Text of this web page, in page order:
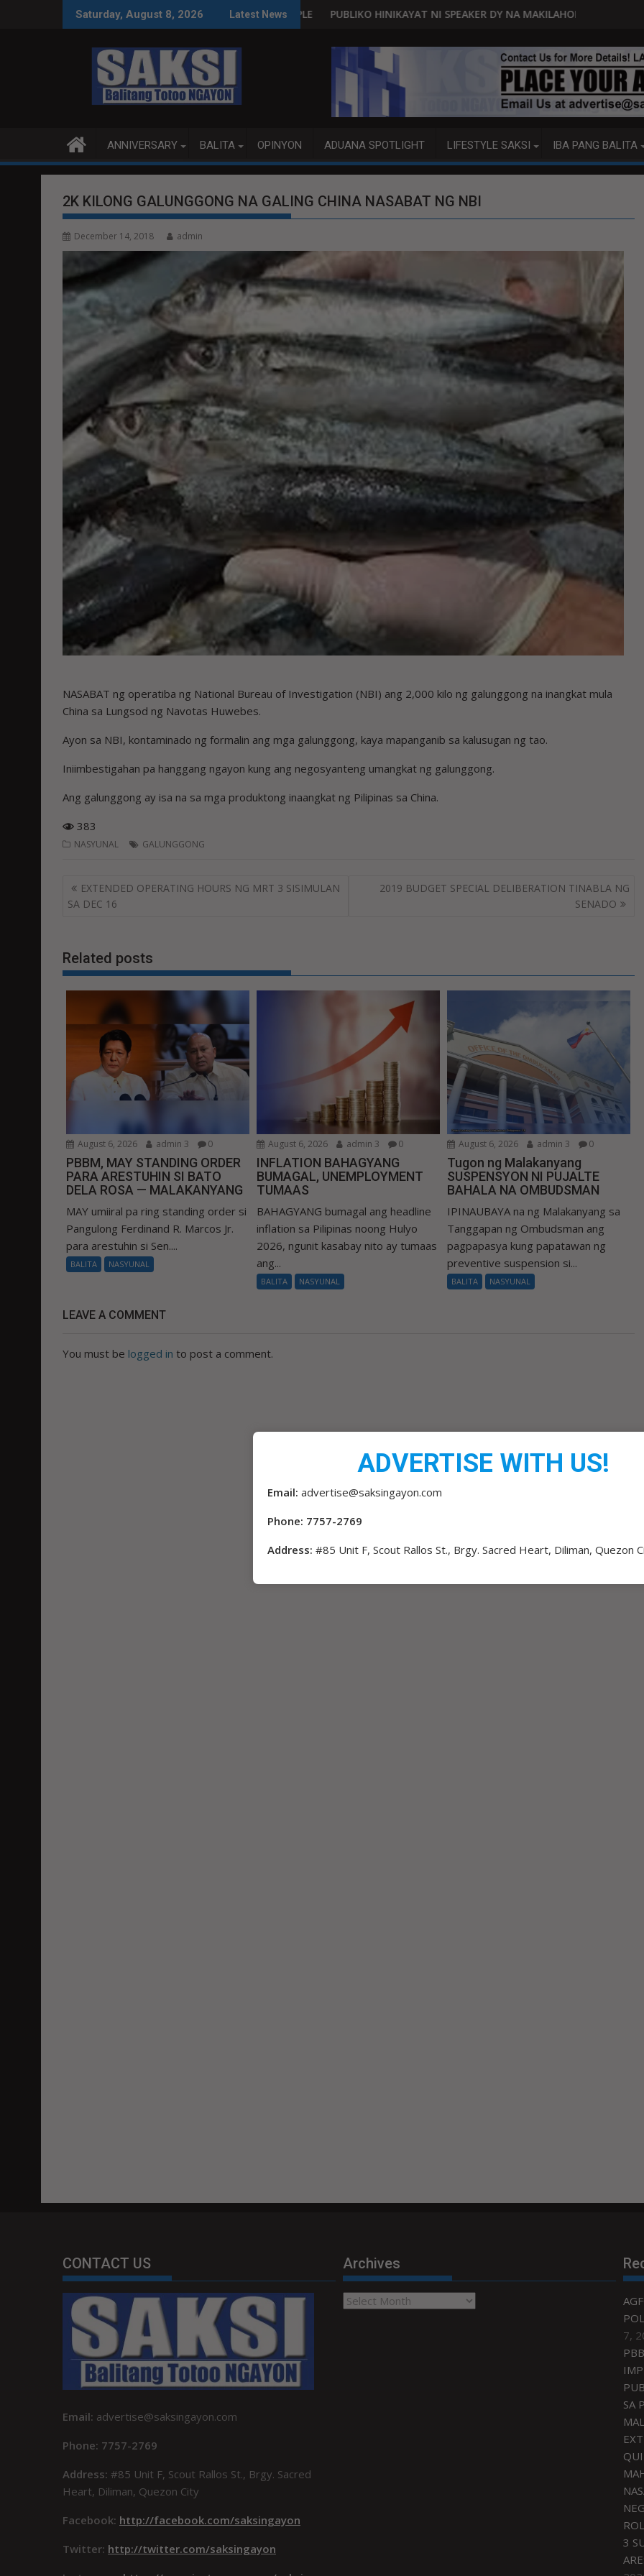
Saturday, August 8, 2026 Latest News
SA WPS O MAGBITIWNA SUSPENDIHIN IMPLEMENTASYON NG RPVARAPUBLIKO HINIKAYAT NI SPEAKER DY NA MAKILAHOK SA PAGBUO NG MGA BATAS
MALACAÑANG PINAAARAL NA SA
ANNIVERSARY BALITA OPINYON ADUANA SPOTLIGHT LIFESTYLE SAKSI IBA PANG BALITA
2K KILONG GALUNGGONG NA GALING CHINA NASABAT NG NBI
December 14, 2018 admin
NASABAT ng operatiba ng National Bureau of Investigation (NBI) ang 2,000 kilo ng galunggong na inangkat mula
China sa Lungsod ng Navotas Huwebes.
Ayon sa NBI, kontaminado ng formalin ang mga galunggong, kaya mapanganib sa kalusugan ng tao.
Iniimbestigahan pa hanggang ngayon kung ang negosyanteng umangkat ng galunggong.
Ang galunggong ay isa na sa mga produktong inaangkat ng Pilipinas sa China.
383
NASYUNAL GALUNGGONG
Post
navigation
EXTENDED OPERATING HOURS NG MRT 3 SISIMULAN
SA DEC 16
2019 BUDGET SPECIAL DELIBERATION TINABLA NG
SENADO
Related posts
August 6, 2026 admin 3 0
PBBM, MAY STANDING ORDER
PARA ARESTUHIN SI BATO
DELA ROSA — MALAKANYANG
MAY umiiral pa ring standing order si
Pangulong Ferdinand R. Marcos Jr.
para arestuhin si Sen....
BALITA NASYUNAL
August 6, 2026 admin 3 0
INFLATION BAHAGYANG
BUMAGAL, UNEMPLOYMENT
TUMAAS
BAHAGYANG bumagal ang headline
inflation sa Pilipinas noong Hulyo
2026, ngunit kasabay nito ay tumaas
ang...
BALITA NASYUNAL
August 6, 2026 admin 3 0
Tugon ng Malakanyang
SUSPENSYON NI PUJALTE
BAHALA NA OMBUDSMAN
IPINAUBAYA na ng Malakanyang sa
Tanggapan ng Ombudsman ang
pagpapasya kung papatawan ng
preventive suspension si...
BALITA NASYUNAL
LEAVE A COMMENT
You must be logged in to post a comment.
CONTACT US
Email: advertise@saksingayon.com
Phone: 7757-2769
Address: #85 Unit F, Scout Rallos St., Brgy. Sacred
Heart, Diliman, Quezon City
Facebook: http://facebook.com/saksingayon
Twitter: http://twitter.com/saksingayon
Archives
Archives
7,
SA
3
ADVERTISE WITH US!
Email: advertise@saksingayon.com
Phone: 7757-2769
Address: #85 Unit F, Scout Rallos St., Brgy. Sacred Heart, Diliman, Quezon